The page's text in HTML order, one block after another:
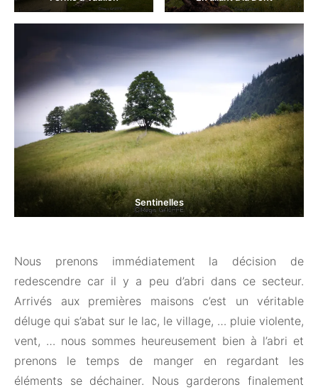
Sentinelles
Nous prenons immédiatement la décision de
redescendre car il y a peu d’abri dans ce secteur.
Arrivés aux premières maisons c’est un véritable
déluge qui s’abat sur le lac, le village, … pluie violente,
vent, … nous sommes heureusement bien à l’abri et
prenons le temps de manger en regardant les
éléments se déchainer. Nous garderons finalement